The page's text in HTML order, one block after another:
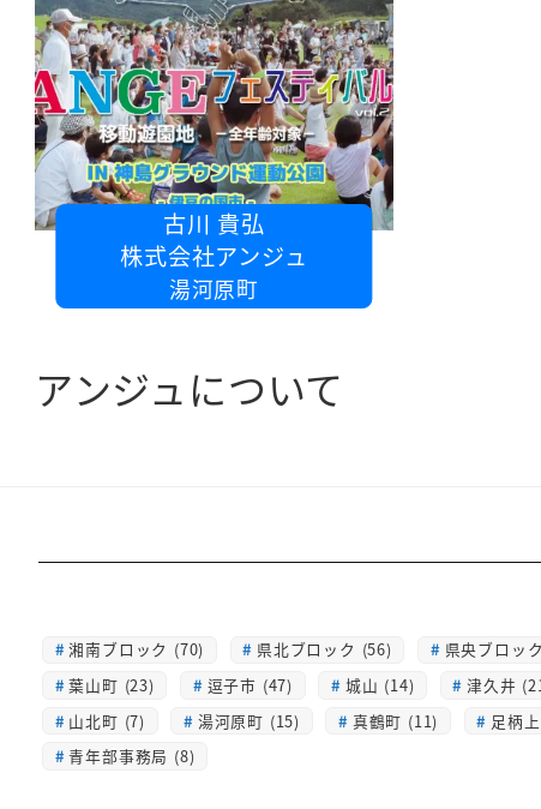
古川 貴弘
株式会社アンジュ
湯河原町
アンジュについて
湘南ブロック (70) 県北ブロック (56) 県央ブロッ
葉山町 (23)
逗子市 (47) 城山 (14) 津久井
山北町 (7)
湯河原町 (15) 真鶴町 (11) 足柄
青年部事務局 (8)